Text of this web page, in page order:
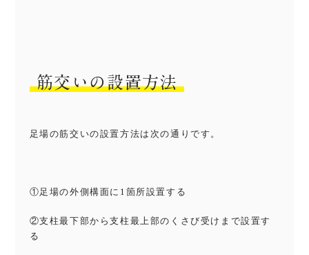
筋交いの設置方法
足場の筋交いの設置方法は次の通りです。
①足場の外側構面に1箇所設置する
②支柱最下部から支柱最上部のくさび受けまで設置す
る